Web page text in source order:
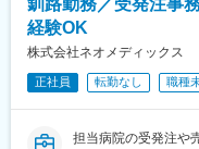
釧路勤務／受発注事
経験OK
株式会社ネオメディックス
正社員 転勤なし 職種
担当病院の受発注や